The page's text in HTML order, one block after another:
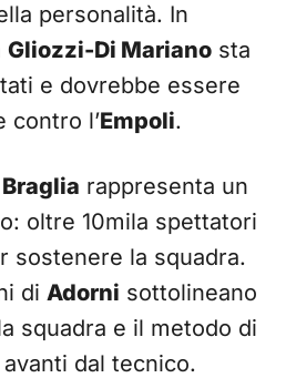
personalità. In
Gliozzi-Di Mariano sta
e dovrebbe essere
contro l’Empoli.
Braglia rappresenta un
oltre 10mila spettatori
sostenere la squadra.
di Adorni sottolineano
squadra e il metodo di
dal tecnico.